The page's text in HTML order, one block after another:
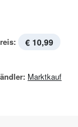
€ 10,99
Marktkauf